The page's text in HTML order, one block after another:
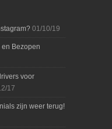
01/10/19
en Bezopen
voor
17
zijn weer terug!